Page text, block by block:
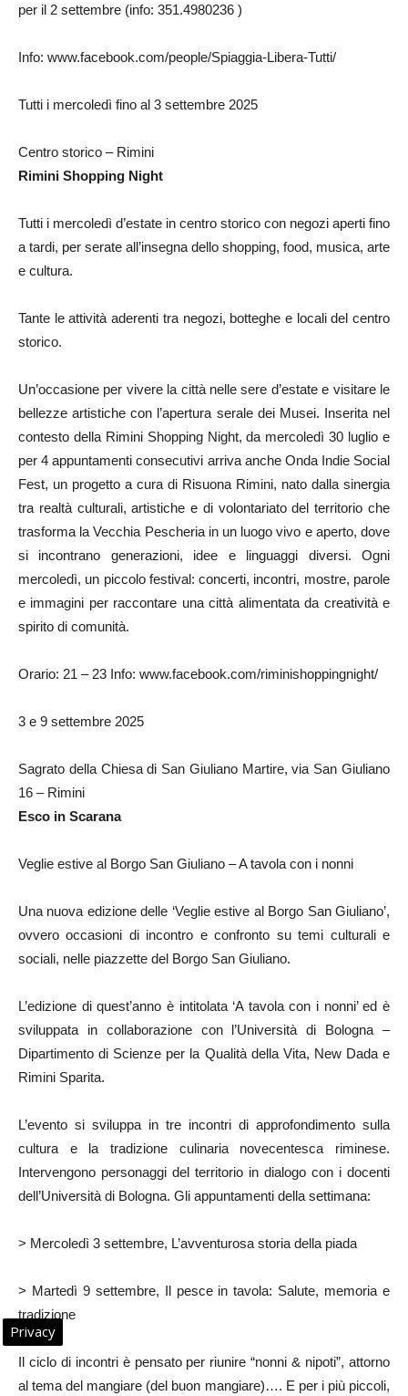
per il 2 settembre (info: 351.4980236 )
Info: www.facebook.com/people/Spiaggia-Libera-Tutti/
Tutti i mercoledì fino al 3 settembre 2025
Centro storico – Rimini
Rimini Shopping Night
Tutti i mercoledì d’estate in centro storico con negozi aperti fino
a tardi, per serate all’insegna dello shopping, food, musica, arte
e cultura.
Tante le attività aderenti tra negozi, botteghe e locali del centro
storico.
Un’occasione per vivere la città nelle sere d’estate e visitare le
bellezze artistiche con l’apertura serale dei Musei. Inserita nel
contesto della Rimini Shopping Night, da mercoledì 30 luglio e
per 4 appuntamenti consecutivi arriva anche Onda Indie Social
Fest, un progetto a cura di Risuona Rimini, nato dalla sinergia
tra realtà culturali, artistiche e di volontariato del territorio che
trasforma la Vecchia Pescheria in un luogo vivo e aperto, dove
si incontrano generazioni, idee e linguaggi diversi. Ogni
mercoledì, un piccolo festival: concerti, incontri, mostre, parole
e immagini per raccontare una città alimentata da creatività e
spirito di comunità.
Orario: 21 – 23 Info: www.facebook.com/riminishoppingnight/
3 e 9 settembre 2025
Sagrato della Chiesa di San Giuliano Martire, via San Giuliano
16 – Rimini
Esco in Scarana
Veglie estive al Borgo San Giuliano – A tavola con i nonni
Una nuova edizione delle ‘Veglie estive al Borgo San Giuliano’,
ovvero occasioni di incontro e confronto su temi culturali e
sociali, nelle piazzette del Borgo San Giuliano.
L’edizione di quest’anno è intitolata ‘A tavola con i nonni’ ed è
sviluppata in collaborazione con l’Università di Bologna –
Dipartimento di Scienze per la Qualità della Vita, New Dada e
Rimini Sparita.
L’evento si sviluppa in tre incontri di approfondimento sulla
cultura e la tradizione culinaria novecentesca riminese.
Intervengono personaggi del territorio in dialogo con i docenti
dell’Università di Bologna. Gli appuntamenti della settimana:
> Mercoledì 3 settembre, L’avventurosa storia della piada
> Martedì 9 settembre, Il pesce in tavola: Salute, memoria e
tradizione
Il ciclo di incontri è pensato per riunire “nonni & nipoti”, attorno
al tema del mangiare (del buon mangiare)…. E per i più piccoli,
Privacy